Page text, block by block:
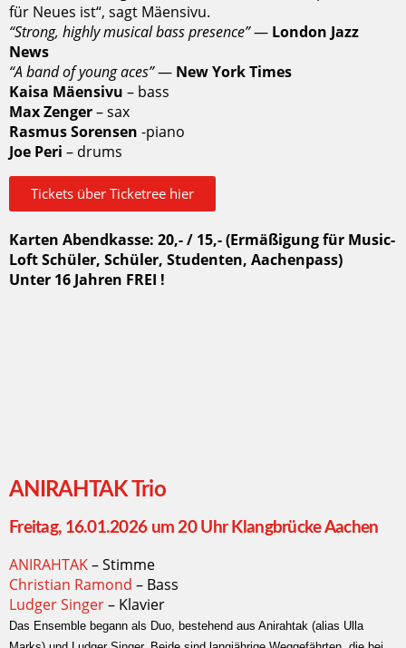
für Neues ist“, sagt Mäensivu.
“Strong, highly musical bass presence”— London Jazz
News
“A band of young aces”— New York Times
Kaisa Mäensivu – bass
Max Zenger– sax
Rasmus Sorensen -piano
Joe Peri – drums
Tickets über Ticketree hier
Karten Abendkasse: 20,- / 15,- (Ermäßigung für Music-
Loft Schüler, Schüler, Studenten, Aachenpass)
Unter 16 Jahren FREI !
ANIRAHTAK Trio
Freitag, 16.01.2026 um 20 Uhr Klangbrücke Aachen
ANIRAHTAK– Stimme
Christian Ramond – Bass
Ludger Singer– Klavier
Das Ensemble begann als Duo, bestehend aus Anirahtak (alias Ulla